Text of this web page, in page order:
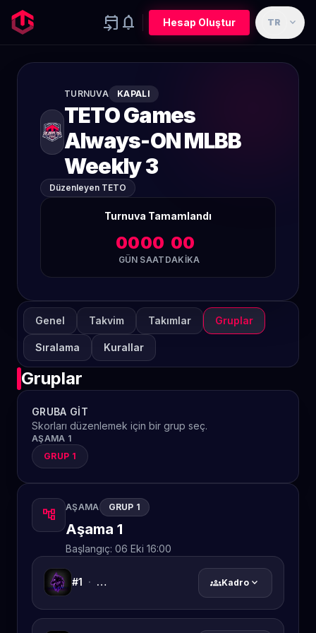
event_upcoming notifications Hesap Oluştur TR expand_more
TURNUVA KAPALI
TETO Games
Always-ON MLBB
Weekly 3
Düzenleyen TETO
Turnuva Tamamlandı
00
GÜN
00
SAAT
00
DAKIKA
Genel Takvim Takımlar Gruplar
Sıralama Kurallar
Gruplar
GRUBA GIT
Skorları düzenlemek için bir grup seç.
AŞAMA 1
GRUP 1
account_tree AŞAMA GRUP 1
Aşama 1
Başlangıç: 06 Eki 16:00
#1 · ＤＡＲＫ ＳＰＩ̇ＲＩ̇ＴＳ groupsKadro expand_more